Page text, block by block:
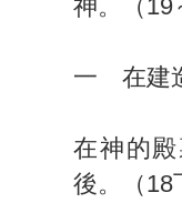
神。（19
一 在建
在神的
後。（18